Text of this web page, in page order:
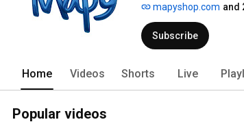
bebidas, comestíveis,
acessórios, moda,
artigos infantis, casa &
mapyshop.com and
Subscribe
Home Videos Shorts Live
Popular videos